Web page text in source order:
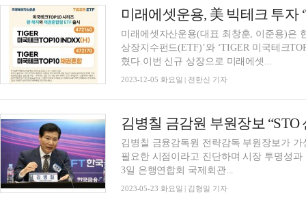
미래에셋자산운용(대표 최창훈, 이준용)은
상장지수펀드(ETF)’와 ‘TIGER 미국테크
혔다.이번 신규 상장으로 미래에셋...
2023-12-05 화요일 | 전한신 기자
김병칠 금융감독원 전략감독 부원장보가
필요한 시점이라고 진단하며 시장 투명성
3일 은행연합회 국제회관...
2023-05-23 화요일 | 김형일 기자